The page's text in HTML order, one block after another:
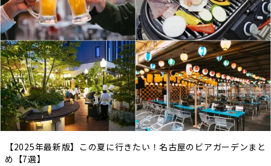
【2025年最新版】この夏に行きたい！名古屋のビアガーデンまと
め【7選】